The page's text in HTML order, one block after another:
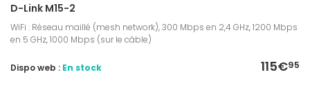
D-Link M15-2
WiFi : Réseau maillé (mesh network), 300 Mbps en 2,4 GHz, 1200 Mbps
en 5 GHz, 1000 Mbps (sur le câble)
115€95
Dispo web : En stock